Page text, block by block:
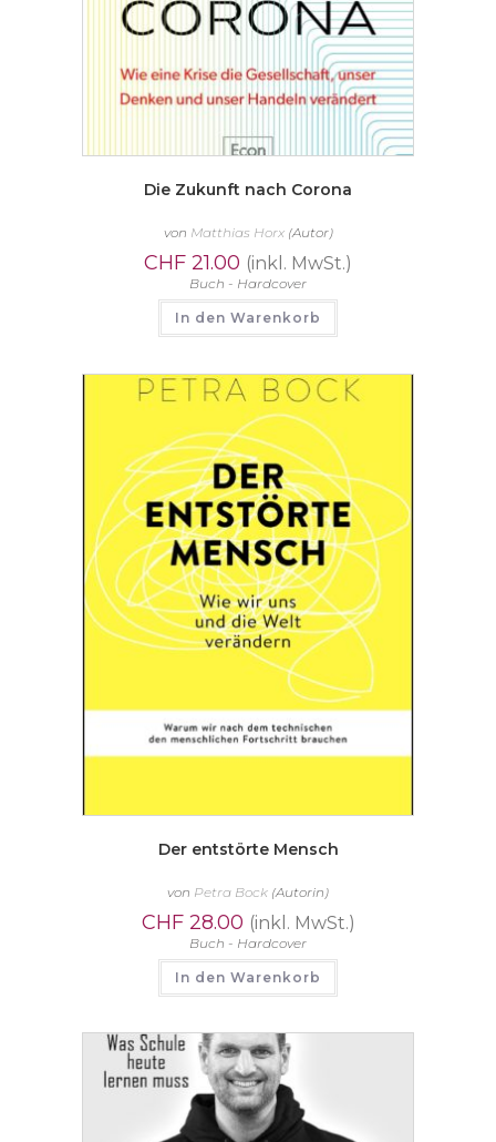
Die Zukunft nach Corona
von Matthias Horx(Autor)
CHF 21.00 (inkl. MwSt.)
Buch - Hardcover
In den Warenkorb
Der entstörte Mensch
von Petra Bock (Autorin)
CHF28.00 (inkl. MwSt.)
Buch - Hardcover
In den Warenkorb